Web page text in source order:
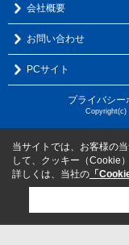
会社概要
お問い合わせ
PCサイト
プライバシー
Copyright(c)
当サイトでは、お客様の
して、クッキー（Cookie
詳しくは、当社の 「